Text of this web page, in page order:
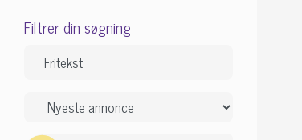
Filtrer din søgning